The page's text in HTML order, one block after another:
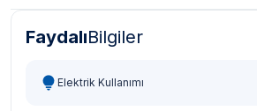
Türk Lirası - TL
FaydalıBilgiler
Elektrik Kullanımı